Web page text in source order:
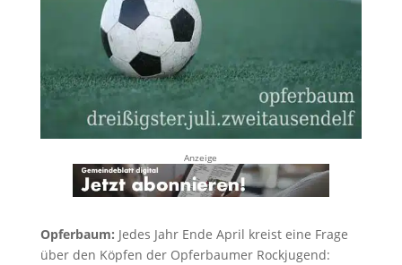
Anzeige
Opferbaum: Jedes Jahr Ende April kreist eine Frage
über den Köpfen der Opferbaumer Rockjugend: